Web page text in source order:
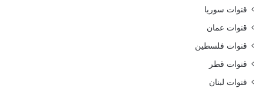
قنوات سوريا
قنوات عمان
قنوات فلسطين
قنوات قطر
قنوات لبنان